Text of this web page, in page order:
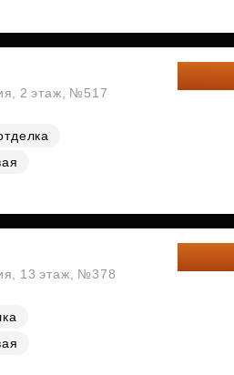
2 этаж, №517
13 этаж, №378